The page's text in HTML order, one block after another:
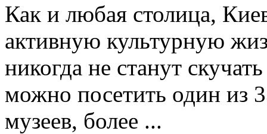
Как и любая столица,
активную культурную
никогда не станут
можно посетить один из
музеев, более ...